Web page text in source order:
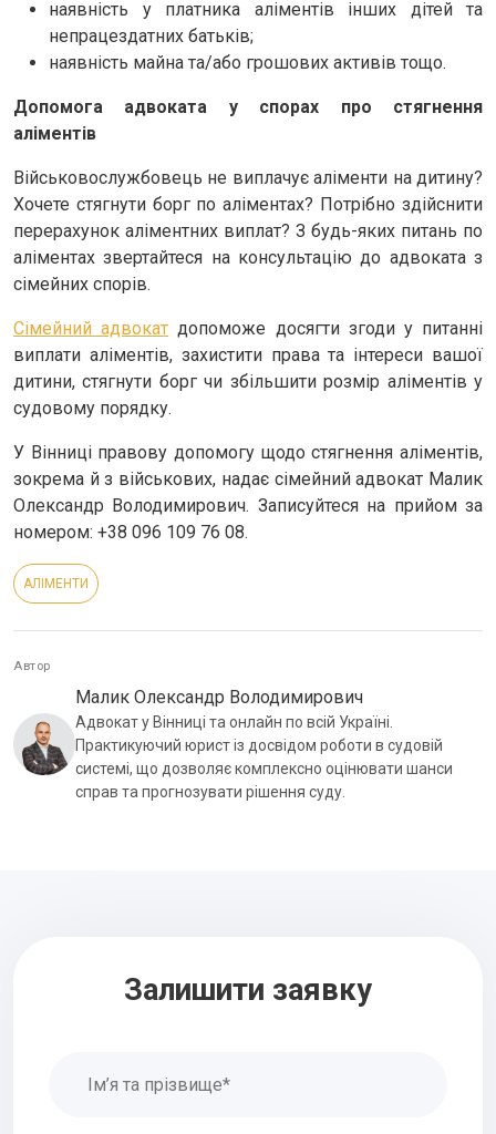
наявність у платника аліментів інших дітей та
непрацездатних батьків;
наявність майна та/або грошових активів тощо.
Допомога адвоката у спорах про стягнення
аліментів
Військовослужбовець не виплачує аліменти на дитину?
Хочете стягнути борг по аліментах? Потрібно здійснити
перерахунок аліментних виплат? З будь-яких питань по
аліментах звертайтеся на консультацію до адвоката з
сімейних спорів.
Сімейний адвокат допоможе досягти згоди у питанні
виплати аліментів, захистити права та інтереси вашої
дитини, стягнути борг чи збільшити розмір аліментів у
судовому порядку.
У Вінниці правову допомогу щодо стягнення аліментів,
зокрема й з військових, надає сімейний адвокат Малик
Олександр Володимирович. Записуйтеся на прийом за
номером: +38 096 109 76 08.
АЛІМЕНТИ
Автор
Малик Олександр Володимирович
Адвокат у Вінниці та онлайн по всій Україні.
Практикуючий юрист із досвідом роботи в судовій
системі, що дозволяє комплексно оцінювати шанси
справ та прогнозувати рішення суду.
Залишити заявку